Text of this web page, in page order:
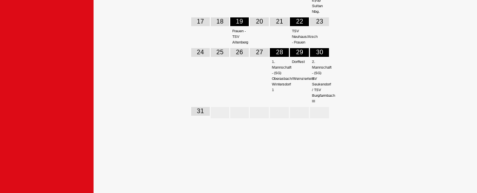
Sultan
Nbg.
17 18 19
Frauen -
TSV
Altenberg
20 21 22
TSV
Neuhaus/Aisch
- Frauen
23
24 25 26 27 28
1.
Mannschaft
- (SG)
Oberasbach/Weinzierlein-
Wintersdorf
1
29
Dorffest
30
2.
Mannschaft
- (SG)
SV
Seukendorf
/ TSV
Burgfarrnbach
31